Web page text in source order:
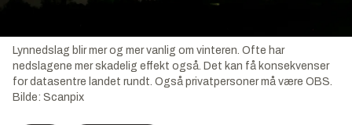
Lynnedslag blir mer og mer vanlig om vinteren. Ofte har
nedslagene mer skadelig effekt også. Det kan få konsekvenser
for datasentre landet rundt. Også privatpersoner må være OBS.
Bilde: Scanpix